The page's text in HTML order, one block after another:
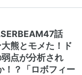
話
熊とモメた！ド
点が分析され
！？「ロボフィー